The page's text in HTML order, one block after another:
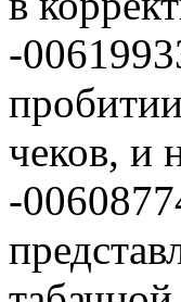
-
чеков, и
-